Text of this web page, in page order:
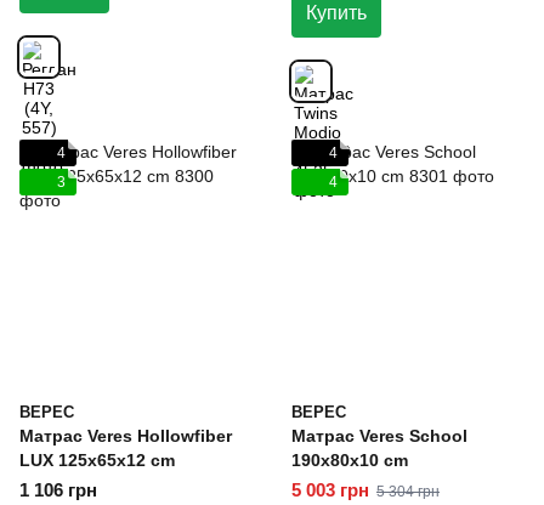
Купить
4
3
ВЕРЕС
Матрас Veres Hollowfiber
LUX 125x65x12 cm
1 106 грн
4
4
ВЕРЕС
Матрас Veres School
190x80x10 cm
5 003 грн 5 304 грн